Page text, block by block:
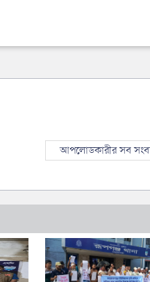
আপলোডকারীর সব